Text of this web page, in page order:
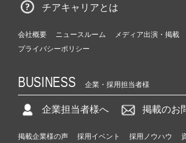
チアキャリアとは
会社概要 ニュースルーム
メディア出演・掲載
プライバシーポリシー
BUSINESS 企業・採用担当者様
企業担当者様へ 掲載のお
掲載企業様の声 採用イベント 採用ノウハウ